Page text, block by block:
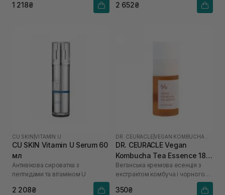
1 218₴ 2 652₴
CU SKIN |VITAMIN U
CU SKIN Vitamin U Serum 60
мл
Антивікова сироватка з
пептидами та вітаміном U
2 208₴
DR. CEURACLE |
DR. CEURACLE Vegan
Kombucha Tea Essence 18
мл
Веганська кремова есенція з
екстрактом комбуча і чорного
350₴